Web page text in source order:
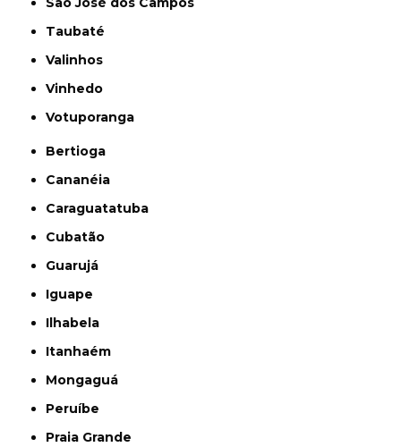
Taubaté
Valinhos
Vinhedo
Votuporanga
Bertioga
Cananéia
Caraguatatuba
Cubatão
Guarujá
Iguape
Ilhabela
Itanhaém
Mongaguá
Peruíbe
Praia Grande